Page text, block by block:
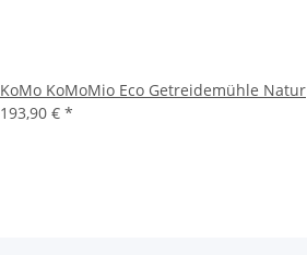
KoMo KoMoMio Eco Getreidemühle Natur
193,90 € *